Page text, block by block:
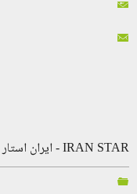
IRAN STAR - ایران استار